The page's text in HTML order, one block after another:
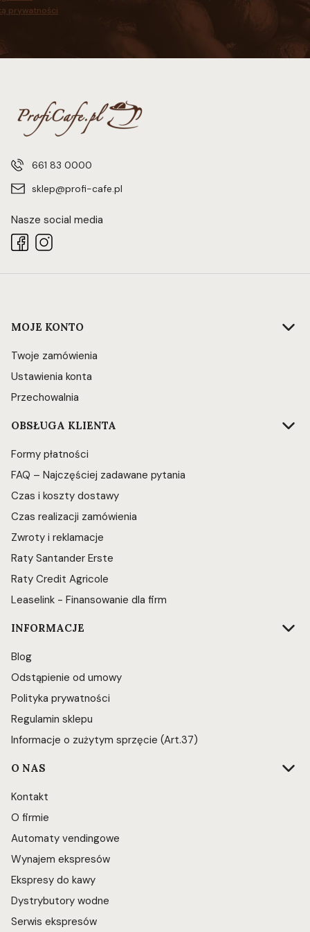
prywatności
661 83 0000
sklep@profi-cafe.pl
Nasze social media
Linki w stopce
MOJE KONTO
Twoje zamówienia
Ustawienia konta
Przechowalnia
OBSŁUGA KLIENTA
Formy płatności
FAQ – Najczęściej zadawane pytania
Czas i koszty dostawy
Czas realizacji zamówienia
Zwroty i reklamacje
Raty Santander Erste
Raty Credit Agricole
Leaselink - Finansowanie dla firm
INFORMACJE
Blog
Odstąpienie od umowy
Polityka prywatności
Regulamin sklepu
Informacje o zużytym sprzęcie (Art.37)
O NAS
Kontakt
O firmie
Automaty vendingowe
Wynajem ekspresów
Ekspresy do kawy
Dystrybutory wodne
Serwis ekspresów